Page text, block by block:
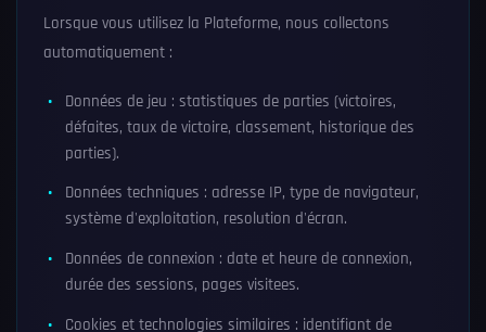
Lorsque vous utilisez la Plateforme, nous collectons
automatiquement :
Données de jeu : statistiques de parties (victoires,
défaites, taux de victoire, classement, historique des
parties).
Données techniques : adresse IP, type de navigateur,
système d'exploitation, resolution d'écran.
Données de connexion : date et heure de connexion,
durée des sessions, pages visitees.
Cookies et technologies similaires : identifiant de